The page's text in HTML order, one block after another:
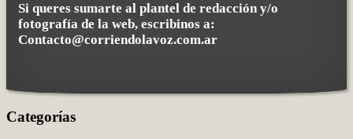
Si queres sumarte al plantel de redacción y/o
fotografía de la web, escribinos a:
Contacto@corriendolavoz.com.ar
Categorías